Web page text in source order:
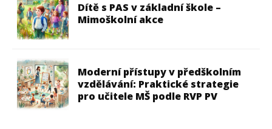
Dítě s PAS v základní škole –
Mimoškolní akce
Moderní přístupy v předškolním
vzdělávání: Praktické strategie
pro učitele MŠ podle RVP PV